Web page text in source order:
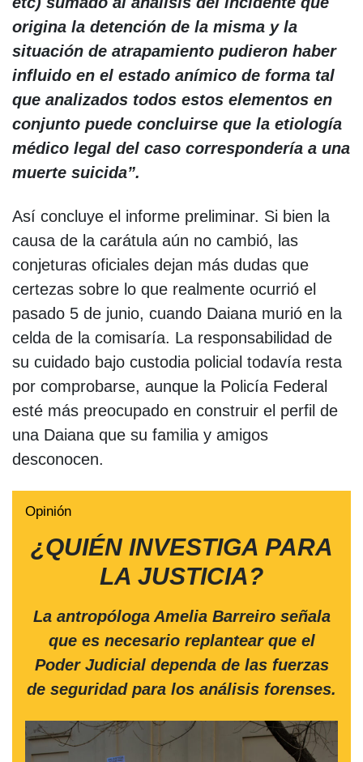
origina la detención de la misma y la
situación de atrapamiento pudieron haber
influido en el estado anímico de forma tal
que analizados todos estos elementos en
conjunto puede concluirse que la etiología
médico legal del caso correspondería a una
muerte suicida”.
Así concluye el informe preliminar. Si bien la
causa de la carátula aún no cambió, las
conjeturas oficiales dejan más dudas que
certezas sobre lo que realmente ocurrió el
pasado 5 de junio, cuando Daiana murió en la
celda de la comisaría. La responsabilidad de
su cuidado bajo custodia policial todavía resta
por comprobarse, aunque la Policía Federal
esté más preocupado en construir el perfil de
una Daiana que su familia y amigos
desconocen.
Opinión
¿QUIÉN INVESTIGA PARA
LA JUSTICIA?
La antropóloga Amelia Barreiro señala
que es necesario replantear que el
Poder Judicial dependa de las fuerzas
de seguridad para los análisis forenses.